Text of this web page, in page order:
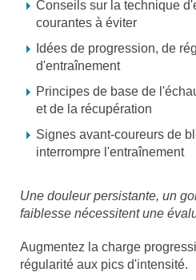
Conseils sur la technique
courantes à éviter
Idées de progression, de
d'entraînement
Principes de base de
et de la récupération
Signes avant-coureurs de
interrompre l'entraînement
Une douleur persistante, un
faiblesse nécessitent une
Augmentez la charge
régularité aux pics d'intensité.